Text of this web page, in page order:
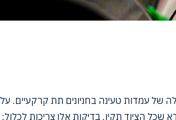
של עמדות טעינה בחניונים תת קרקעיים. על
שכל הציוד תקין. בדיקות אלו צריכות לכלול: